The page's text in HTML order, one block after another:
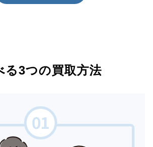
る3つの買取方法